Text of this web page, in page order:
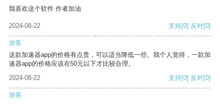
我喜欢这个软件 作者加油
2024-08-22 支持[0] 反对[0]
游客
这款加速器app的价格有点贵，可以适当降低一些。我个人觉得，一款加
速器app的价格应该在50元以下才比较合理。
2024-08-22
支持[0] 反对[0]
游客